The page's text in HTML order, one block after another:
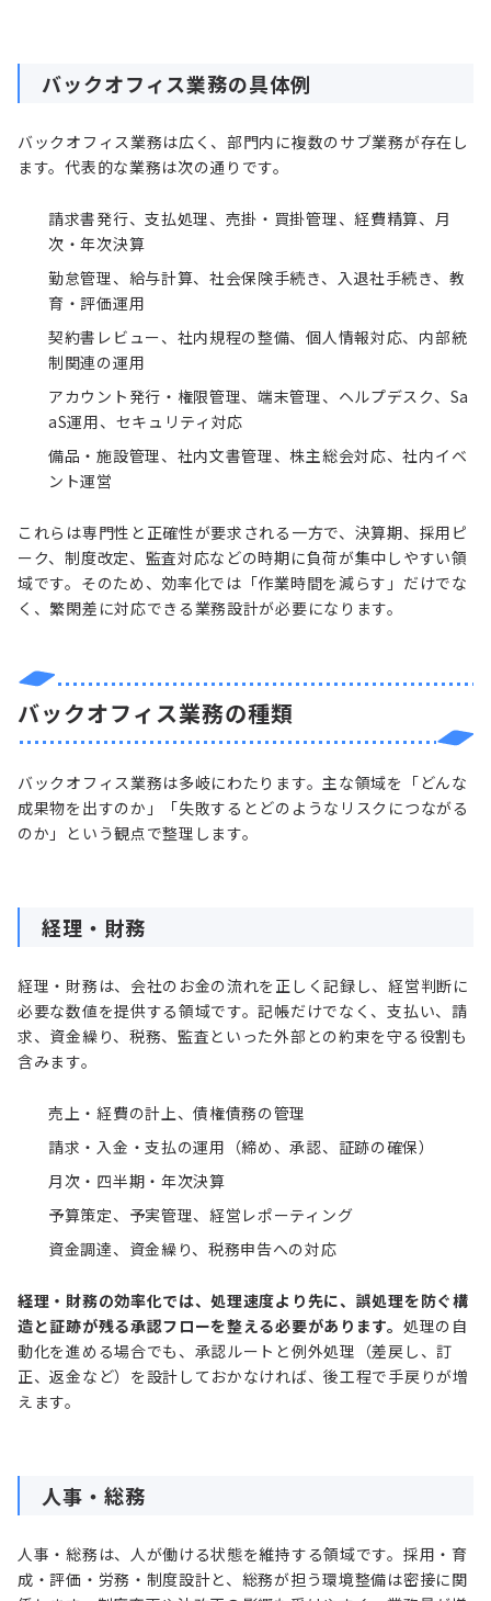
バックオフィス業務の具体例
バックオフィス業務は広く、部門内に複数のサブ業務が存在し
ます。代表的な業務は次の通りです。
請求書発行、支払処理、売掛・買掛管理、経費精算、月
次・年次決算
勤怠管理、給与計算、社会保険手続き、入退社手続き、教
育・評価運用
契約書レビュー、社内規程の整備、個人情報対応、内部統
制関連の運用
アカウント発行・権限管理、端末管理、ヘルプデスク、Sa
aS運用、セキュリティ対応
備品・施設管理、社内文書管理、株主総会対応、社内イベ
ント運営
これらは専門性と正確性が要求される一方で、決算期、採用ピ
ーク、制度改定、監査対応などの時期に負荷が集中しやすい領
域です。そのため、効率化では「作業時間を減らす」だけでな
く、繁閑差に対応できる業務設計が必要になります。
バックオフィス業務の種類
バックオフィス業務は多岐にわたります。主な領域を「どんな
成果物を出すのか」「失敗するとどのようなリスクにつながる
のか」という観点で整理します。
経理・財務
経理・財務は、会社のお金の流れを正しく記録し、経営判断に
必要な数値を提供する領域です。記帳だけでなく、支払い、請
求、資金繰り、税務、監査といった外部との約束を守る役割も
含みます。
売上・経費の計上、債権債務の管理
請求・入金・支払の運用（締め、承認、証跡の確保）
月次・四半期・年次決算
予算策定、予実管理、経営レポーティング
資金調達、資金繰り、税務申告への対応
経理・財務の効率化では、処理速度より先に、誤処理を防ぐ構
造と証跡が残る承認フローを整える必要があります。 処理の自
動化を進める場合でも、承認ルートと例外処理（差戻し、訂
正、返金など）を設計しておかなければ、後工程で手戻りが増
えます。
人事・総務
人事・総務は、人が働ける状態を維持する領域です。採用・育
成・評価・労務・制度設計と、総務が担う環境整備は密接に関